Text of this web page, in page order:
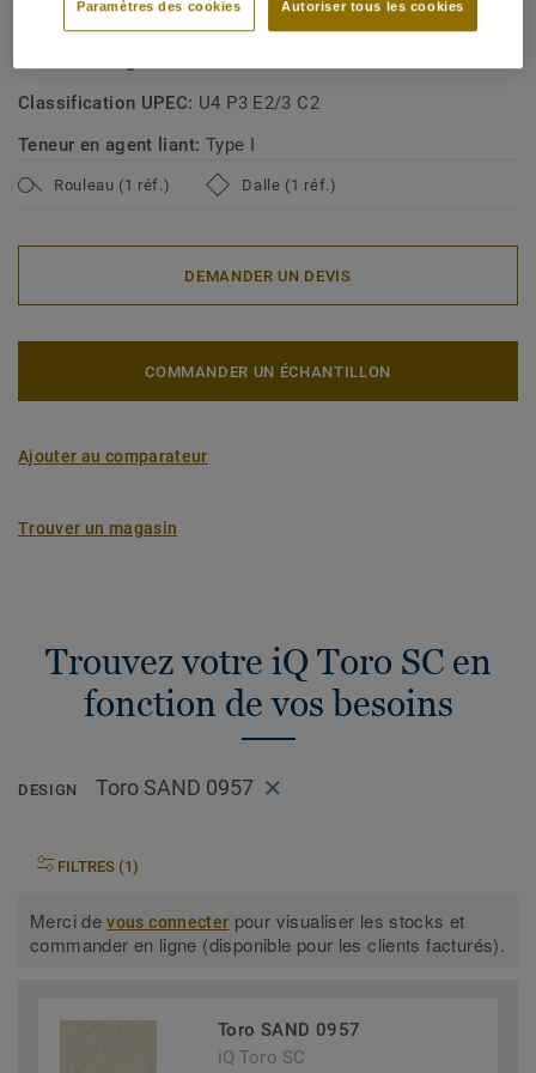
Classe d'usage commerciale:
34 Circulation très intense
Classification UPEC: U4 P3 E2/3 C2
Teneur en agent liant: Type I
Rouleau (1 réf.) Dalle (1 réf.)
DEMANDER UN DEVIS
COMMANDER UN ÉCHANTILLON
Ajouter au comparateur
Trouver un magasin
Trouvez votre iQ Toro SC en
fonction de vos besoins
DESIGN Toro SAND 0957
FILTRES (1)
Merci devous connecter pour visualiser les stocks et
commander en ligne (disponible pour les clients facturés).
Toro SAND 0957
iQ Toro SC
Autoriser tous les cookies
Paramètres des cookies